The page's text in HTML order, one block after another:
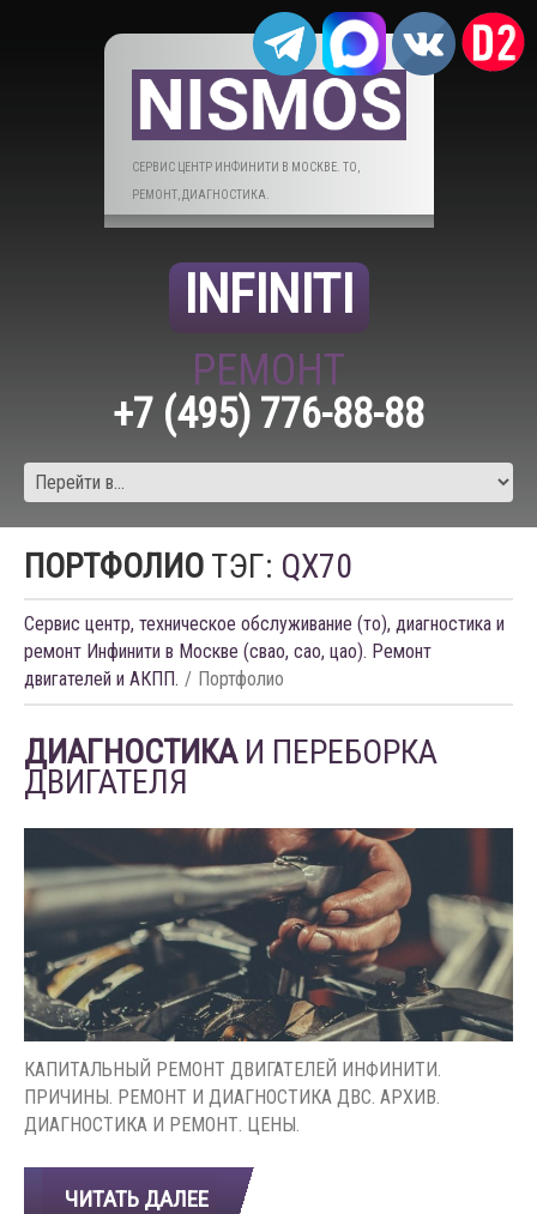
СЕРВИС ЦЕНТР ИНФИНИТИ В МОСКВЕ. ТО,
РЕМОНТ, ДИАГНОСТИКА.
INFINITI
РЕМОНТ
+7 (495) 776-88-88
ПОРТФОЛИО ТЭГ: QX70
Сервис центр, техническое обслуживание (то), диагностика и
ремонт Инфинити в Москве (свао, сао, цао). Ремонт
двигателей и АКПП.
Портфолио
ДИАГНОСТИКАИ ПЕРЕБОРКА
ДВИГАТЕЛЯ
КАПИТАЛЬНЫЙ РЕМОНТ ДВИГАТЕЛЕЙ ИНФИНИТИ.
ПРИЧИНЫ. РЕМОНТ И ДИАГНОСТИКА ДВС. АРХИВ.
ДИАГНОСТИКА И РЕМОНТ. ЦЕНЫ.
ЧИТАТЬ ДАЛЕЕ